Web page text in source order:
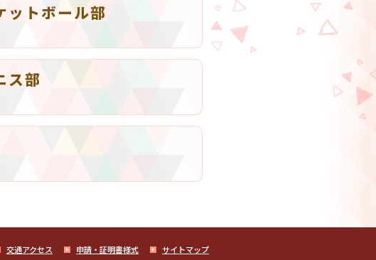
ットボール部
ス部
交通アクセス 申請・証明書様式 サイトマップ